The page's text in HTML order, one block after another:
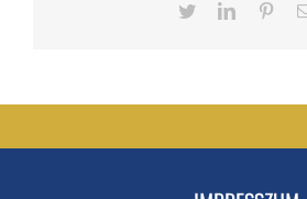
TwitterLinkedIn